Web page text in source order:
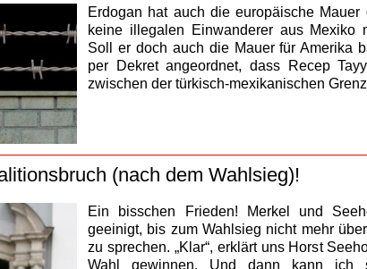
Erdogan hat auch die europäische Mauer
keine illegalen Einwanderer aus Mexiko
Soll er doch auch die Mauer für Amerika
per Dekret angeordnet, dass Recep
zwischen der türkisch-mexikanischen
(nach dem Wahlsieg)!
Ein bisschen Frieden! Merkel und
geeinigt, bis zum Wahlsieg nicht mehr
zu sprechen. „Klar“, erklärt uns Horst
Wahl gewinnen. Und dann kann ich